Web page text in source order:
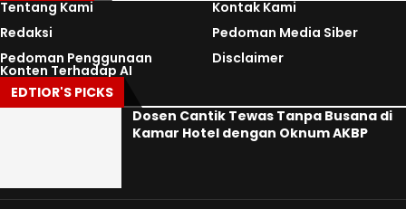
Tentang Kami
Kontak Kami
Redaksi
Pedoman Media Siber
Pedoman Penggunaan
Konten Terhadap AI
Disclaimer
EDTIOR'S PICKS
Dosen Cantik Tewas Tanpa Busana di
Kamar Hotel dengan Oknum AKBP